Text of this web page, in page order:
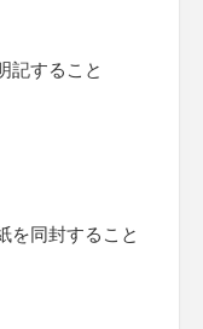
記すること
を同封すること